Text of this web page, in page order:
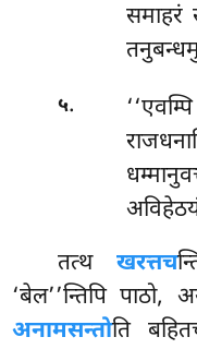
समाहरं
५.
अविहेठयं
तत्थ खरत्तच
‘बेल’’न्तिपि पाठो,
अनामसन्तोति